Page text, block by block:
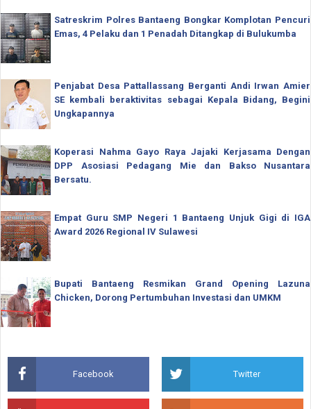
Satreskrim Polres Bantaeng Bongkar Komplotan Pencuri
Emas, 4 Pelaku dan 1 Penadah Ditangkap di Bulukumba
Penjabat Desa Pattallassang Berganti Andi Irwan Amier
SE kembali beraktivitas sebagai Kepala Bidang, Begini
Ungkapannya
Koperasi Nahma Gayo Raya Jajaki Kerjasama Dengan
DPP Asosiasi Pedagang Mie dan Bakso Nusantara
Bersatu.
Empat Guru SMP Negeri 1 Bantaeng Unjuk Gigi di IGA
Award 2026 Regional IV Sulawesi
Bupati Bantaeng Resmikan Grand Opening Lazuna
Chicken, Dorong Pertumbuhan Investasi dan UMKM
Facebook Twitter